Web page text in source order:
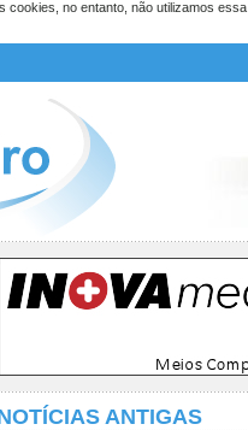
cookies, no entanto, não utilizamos
ANTIGAS